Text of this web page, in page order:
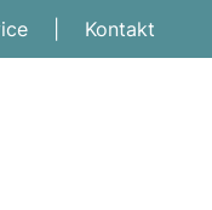
Kontakt